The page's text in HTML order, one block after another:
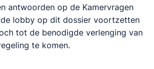
antwoorden op de Kamervragen
lobby op dit dossier voortzetten
tot de benodigde verlenging van
te komen.